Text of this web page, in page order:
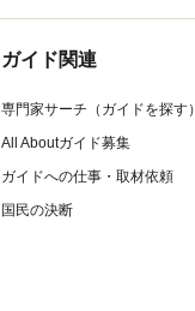
ガイド関連
専門家サーチ（ガイドを探す）
All Aboutガイド募集
ガイドへの仕事・取材依頼
国民の決断